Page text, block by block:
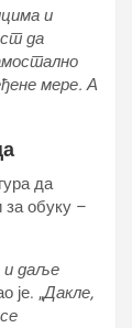
и
да
мере. А
да
за обуку –
и даље
је. „Дакле,